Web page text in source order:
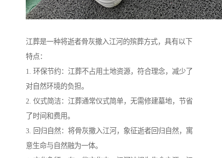
江葬是一种将逝者骨灰撒入江河的殡葬方式，具有以下
特点：
1. 环保节约：江葬不占用土地资源，符合理念，减少了
对自然环境的负担。
2. 仪式简洁：江葬通常仪式简单，无需修建墓地，节省
了时间和费用。
3. 回归自然：将骨灰撒入江河，象征逝者回归自然，寓
意生命与自然融为一体。